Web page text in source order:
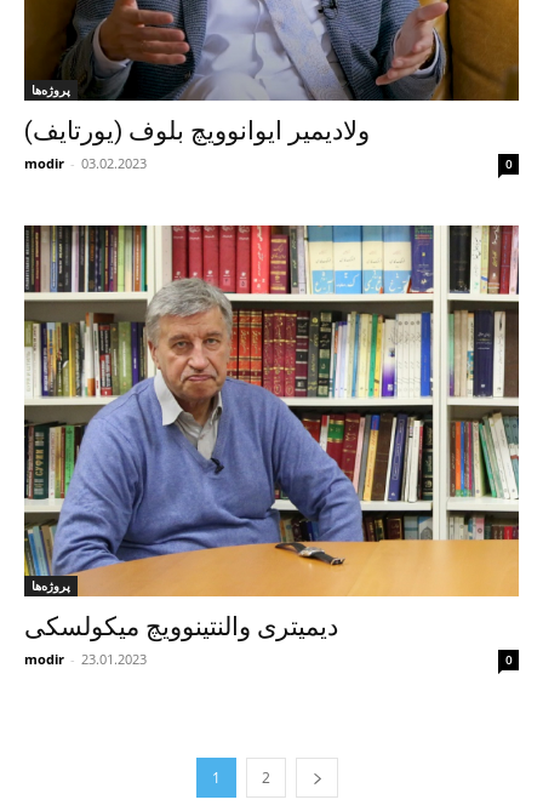
پروژه‌ها
ولادیمیر ایوانوویچ بلوف (یورتایف)
modir - 03.02.2023 0
پروژه‌ها
دیمیتری والنتینوویچ میکولسکی
modir - 23.01.2023 0
1 2